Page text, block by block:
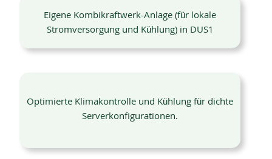
Eigene Kombikraftwerk-Anlage (für lokale
Stromversorgung und Kühlung) in DUS1
Optimierte Klimakontrolle und Kühlung für dichte
Serverkonfigurationen.